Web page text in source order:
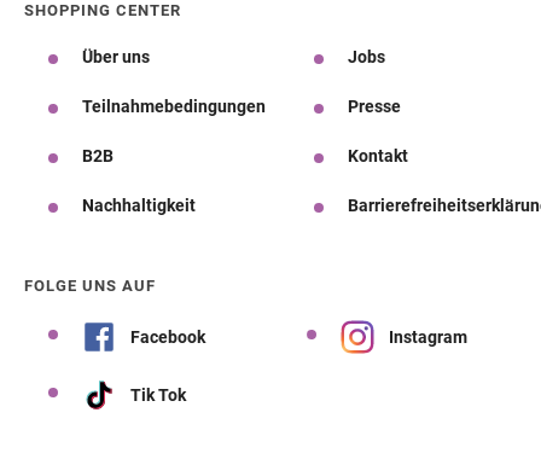
SHOPPING CENTER
Über uns Jobs
Teilnahmebedingungen Presse
B2B Kontakt
Nachhaltigkeit
FOLGE UNS AUF
Facebook Instagram
Tik Tok